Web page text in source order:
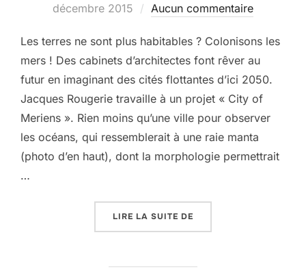
décembre 2015 Aucun commentaire
Les terres ne sont plus habitables ? Colonisons les
mers ! Des cabinets d’architectes font rêver au
futur en imaginant des cités flottantes d’ici 2050.
Jacques Rougerie travaille à un projet « City of
Meriens ». Rien moins qu’une ville pour observer
les océans, qui ressemblerait à une raie manta
(photo d’en haut), dont la morphologie permettrait
…
LIRE LA SUITE DE